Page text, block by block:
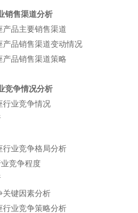
销售渠道分析
产品主要销售渠道
产品销售渠道变动情况
产品销售渠道策略
竞争情况分析
行业竞争情况
行业竞争格局分析
竞争程度
关键因素分析
行业竞争策略分析